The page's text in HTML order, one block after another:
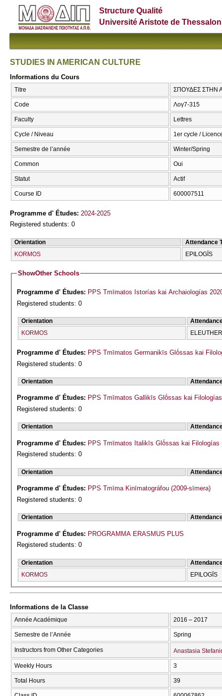
Structure Qualité
Université Aristote de
STUDIES IN AMERICAN CULTURE
Informations du Cours
Titre ΣΠΟΥΔΕΣ ΣΤΗΝ
Code Λογ7-315
Faculty Lettres
Cycle / Niveau 1er cycle /
Semestre de l’année Winter/Spring
Common Oui
Statut Actif
Course ID 600007511
Programme d' Études: 2024-2025
Registered students: 0
Orientation
Attendance
KORMOS
EPILOGĪS
ShowOther Schools
Programme d' Études: PPS Tmīmatos Istorías kai Archaiologías
Registered students: 0
Orientation
KORMOS
Programme d' Études: PPS Tmīmatos Germanikīs Glṓssas kai
Registered students: 0
Orientation
Programme d' Études: PPS Tmīmatos Gallikīs Glṓssas kai
Registered students: 0
Orientation
Programme d' Études: PPS Tmīmatos Italikīs Glṓssas kai Filologías
Registered students: 0
Orientation
Programme d' Études: PPS Tmīma Kinīmatográfou (2009-sīmera)
Registered students: 0
Orientation
Programme d' Études: PROGRAMMA ERASMUS PLUS
Registered students: 0
Orientation
KORMOS
EPILOGĪS
Informations de la Classe
Année Académique 2016 – 2017
Semestre de l’Année Spring
Instructors from Other Categories Anastasia
Weekly Hours 3
Total Hours 39